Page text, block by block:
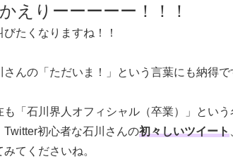
えりーーーーー！！！
びたくなりますね！！
さんの「ただいま！」という言葉にも納得で
も「石川界人オフィシャル（卒業）」とい
Twitter初心者な石川さんの初々しいツイート
みてくださいね。